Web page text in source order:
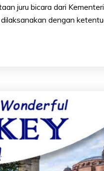
juru bicara dari
dengan